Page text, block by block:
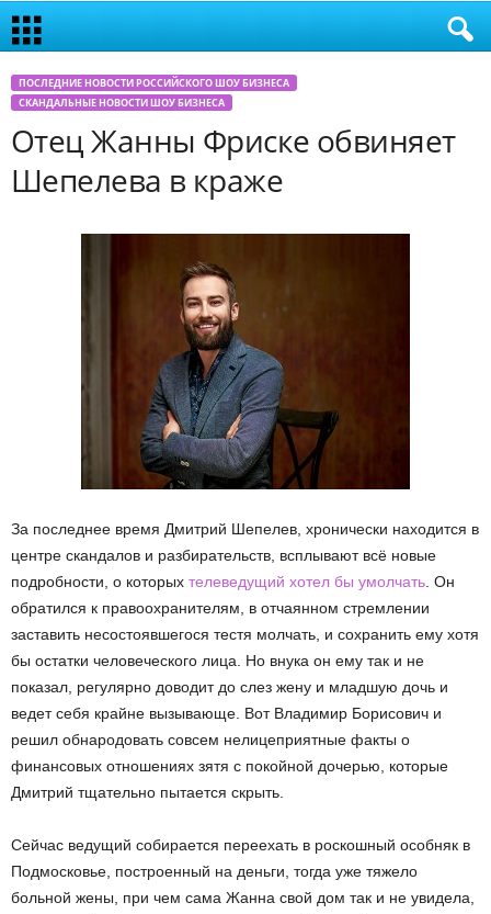
ПОСЛЕДНИЕ НОВОСТИ РОССИЙСКОГО ШОУ БИЗНЕСА
СКАНДАЛЬНЫЕ НОВОСТИ ШОУ БИЗНЕСА
Отец Жанны Фриске обвиняет
Шепелева в краже
За последнее время Дмитрий Шепелев, хронически находится в
центре скандалов и разбирательств, всплывают всё новые
подробности, о которых телеведущий хотел бы умолчать . Он
обратился к правоохранителям, в отчаянном стремлении
заставить несостоявшегося тестя молчать, и сохранить ему хотя
бы остатки человеческого лица. Но внука он ему так и не
показал, регулярно доводит до слез жену и младшую дочь и
ведет себя крайне вызывающе. Вот Владимир Борисович и
решил обнародовать совсем нелицеприятные факты о
финансовых отношениях зятя с покойной дочерью, которые
Дмитрий тщательно пытается скрыть.
Сейчас ведущий собирается переехать в роскошный особняк в
Подмосковье, построенный на деньги, тогда уже тяжело
больной жены, при чем сама Жанна свой дом так и не увидела,